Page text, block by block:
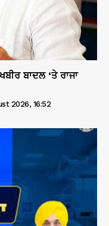
ਬਾਦਲ ‘ਤੇ ਰਾਜਾ
2026, 16:52